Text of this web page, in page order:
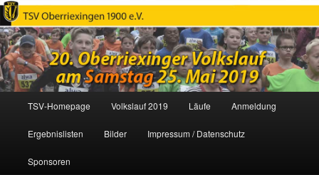
Oberriexinger Volkslauf
Zum
primären
Inhalt
TSV-Homepage Volkslauf 2019 Läufe Anmeldung
Ergebnislisten Bilder Impressum / Datenschutz
Sponsoren